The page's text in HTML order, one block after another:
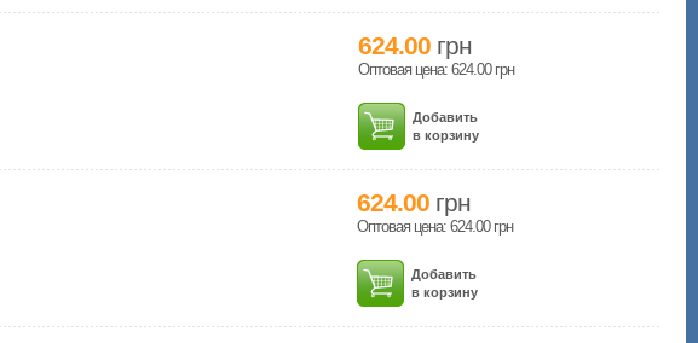
624.00 грн
Оптовая цена: 624.00 грн
Добавить
в корзину
624.00 грн
Оптовая цена: 624.00 грн
Добавить
в корзину